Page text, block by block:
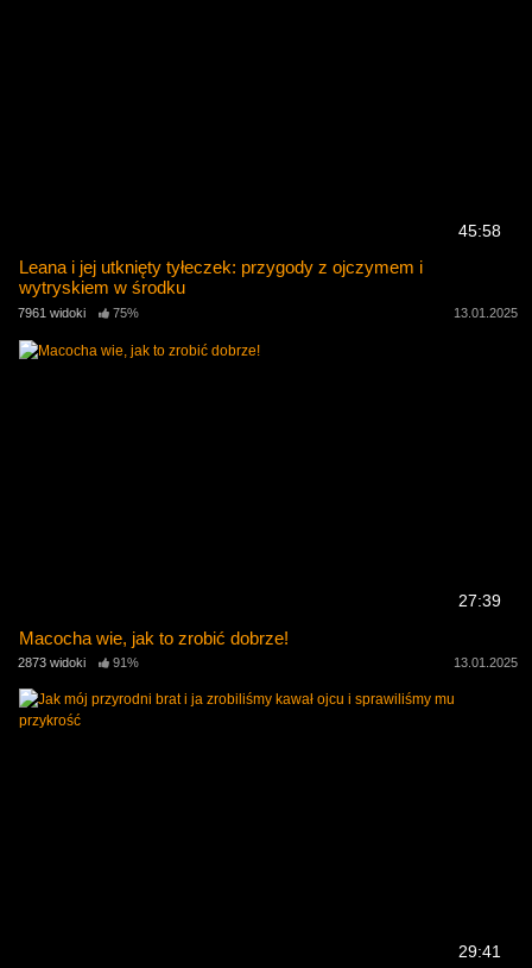
45:58
Leana i jej utknięty tyłeczek: przygody z ojczymem i
wytryskiem w środku
7961 widoki 75% 13.01.2025
27:39
Macocha wie, jak to zrobić dobrze!
2873 widoki 91% 13.01.2025
29:41